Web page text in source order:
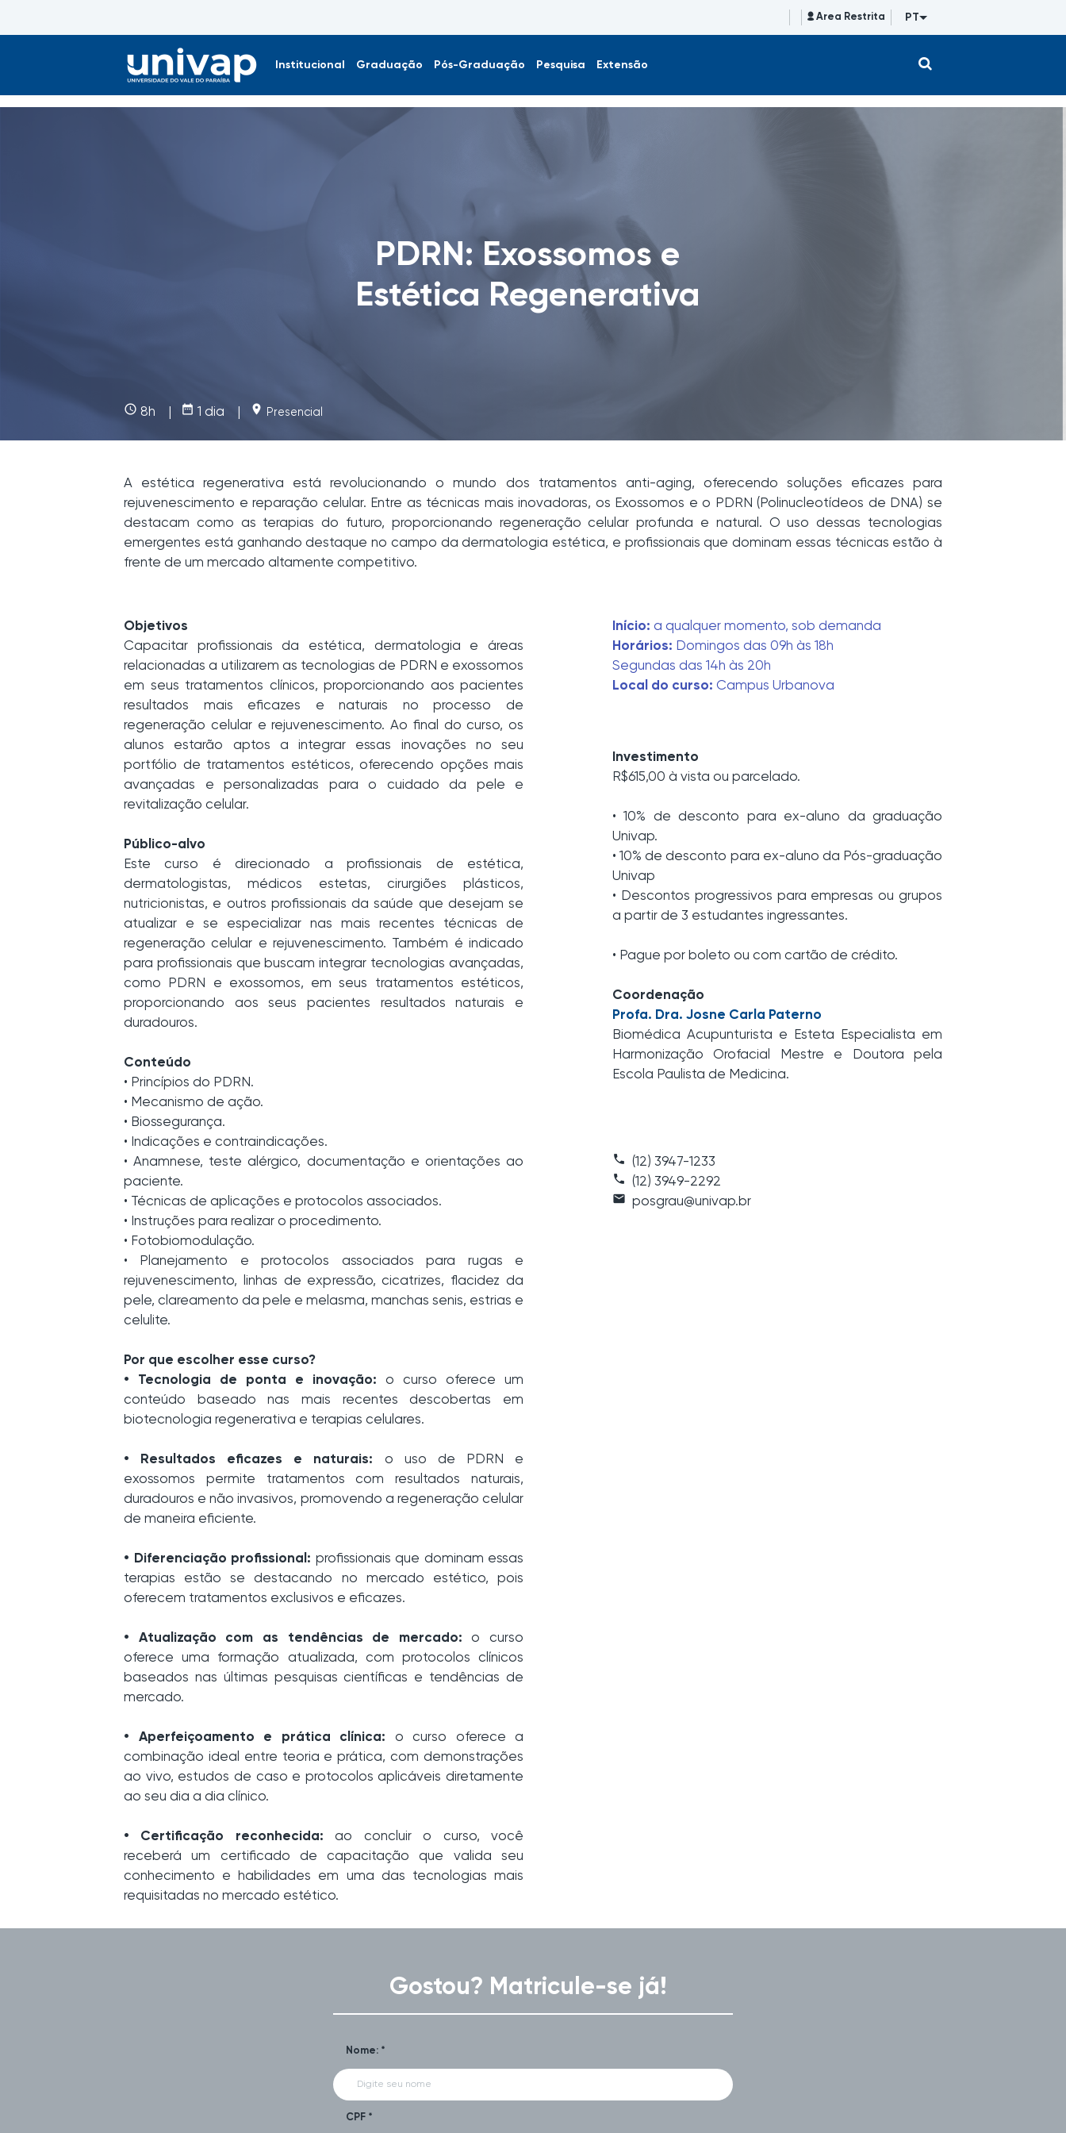
Area Restrita PT
Institucional Graduação Pós-Graduação Pesquisa Extensão
PDRN: Exossomos e
Estética Regenerativa
access_time 8h | date_range 1 dia | place Presencial
A estética regenerativa está revolucionando o mundo dos tratamentos anti-aging, oferecendo soluções eficazes para
rejuvenescimento e reparação celular. Entre as técnicas mais inovadoras, os Exossomos e o PDRN (Polinucleotídeos de DNA) se
destacam como as terapias do futuro, proporcionando regeneração celular profunda e natural. O uso dessas tecnologias
emergentes está ganhando destaque no campo da dermatologia estética, e profissionais que dominam essas técnicas estão à
frente de um mercado altamente competitivo.
Objetivos
Capacitar profissionais da estética, dermatologia e áreas
relacionadas a utilizarem as tecnologias de PDRN e exossomos
em seus tratamentos clínicos, proporcionando aos pacientes
resultados mais eficazes e naturais no processo de
regeneração celular e rejuvenescimento. Ao final do curso, os
alunos estarão aptos a integrar essas inovações no seu
portfólio de tratamentos estéticos, oferecendo opções mais
avançadas e personalizadas para o cuidado da pele e
revitalização celular.
Público-alvo
Este curso é direcionado a profissionais de estética,
dermatologistas, médicos estetas, cirurgiões plásticos,
nutricionistas, e outros profissionais da saúde que desejam se
atualizar e se especializar nas mais recentes técnicas de
regeneração celular e rejuvenescimento. Também é indicado
para profissionais que buscam integrar tecnologias avançadas,
como PDRN e exossomos, em seus tratamentos estéticos,
proporcionando aos seus pacientes resultados naturais e
duradouros.
Conteúdo
• Princípios do PDRN.
• Mecanismo de ação.
• Biossegurança.
• Indicações e contraindicações.
• Anamnese, teste alérgico, documentação e orientações ao
paciente.
• Técnicas de aplicações e protocolos associados.
• Instruções para realizar o procedimento.
• Fotobiomodulação.
• Planejamento e protocolos associados para rugas e
rejuvenescimento, linhas de expressão, cicatrizes, flacidez da
pele, clareamento da pele e melasma, manchas senis, estrias e
celulite.
Por que escolher esse curso?
• Tecnologia de ponta e inovação: o curso oferece um
conteúdo baseado nas mais recentes descobertas em
biotecnologia regenerativa e terapias celulares.
• Resultados eficazes e naturais: o uso de PDRN e
exossomos permite tratamentos com resultados naturais,
duradouros e não invasivos, promovendo a regeneração celular
de maneira eficiente.
• Diferenciação profissional: profissionais que dominam essas
terapias estão se destacando no mercado estético, pois
oferecem tratamentos exclusivos e eficazes.
• Atualização com as tendências de mercado: o curso
oferece uma formação atualizada, com protocolos clínicos
baseados nas últimas pesquisas científicas e tendências de
mercado.
• Aperfeiçoamento e prática clínica: o curso oferece a
combinação ideal entre teoria e prática, com demonstrações
ao vivo, estudos de caso e protocolos aplicáveis diretamente
ao seu dia a dia clínico.
• Certificação reconhecida: ao concluir o curso, você
receberá um certificado de capacitação que valida seu
conhecimento e habilidades em uma das tecnologias mais
requisitadas no mercado estético.
Início: a qualquer momento, sob demanda
Horários: Domingos das 09h às 18h
Segundas das 14h às 20h
Local do curso: Campus Urbanova
Investimento
R$615,00 à vista ou parcelado.
• 10% de desconto para ex-aluno da graduação
Univap.
• 10% de desconto para ex-aluno da Pós-graduação
Univap
• Descontos progressivos para empresas ou grupos
a partir de 3 estudantes ingressantes.
• Pague por boleto ou com cartão de crédito.
Coordenação
Profa. Dra. Josne Carla Paterno
Biomédica Acupunturista e Esteta Especialista em
Harmonização Orofacial Mestre e Doutora pela
Escola Paulista de Medicina.
phone (12) 3947-1233
call (12) 3949-2292
email posgrau@univap.br
Gostou? Matricule-se já!
Nome: *
CPF *